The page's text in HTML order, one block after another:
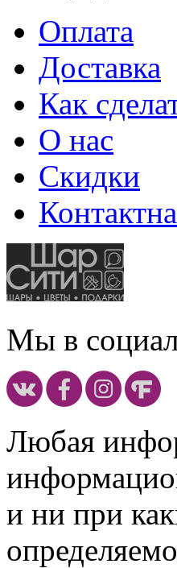
Оплата
Доставка
Как
О нас
Скидки
Мы в
Любая
и ни при